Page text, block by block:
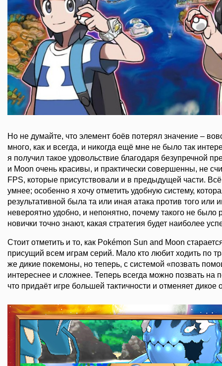
Но не думайте, что элемент боёв потерял значение –
много, как и всегда, и никогда ещё мне не было так
я получил такое удовольствие благодаря безупречной
и Moon очень красивы, и практически совершенны, не
FPS, которые присутствовали и в предыдущей части.
умнее; особенно я хочу отметить удобную систему,
результативной была та или иная атака против того или
невероятно удобно, и непонятно, почему такого не было
новички точно знают, какая стратегия будет наиболее
Стоит отметить и то, как Pokémon Sun and Moon
присущий всем играм серий. Мало кто любит ходить по
же дикие покемоны, но теперь, с системой «позвать
интереснее и сложнее. Теперь всегда можно позвать на
что придаёт игре большей тактичности и отменяет дикое